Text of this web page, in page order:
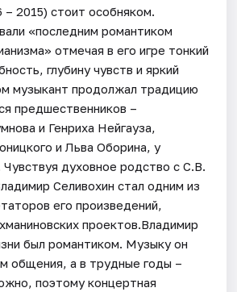
– 2015) стоит особняком.
«последним романтиком
отмечая в его игре тонкий
глубину чувств и яркий
музыкант продолжал традицию
предшественников –
и Генриха Нейгауза,
и Льва Оборина, у
Чувствуя духовное родство с С.В.
Селивохин стал одним из
его произведений,
проектов.Владимир
был романтиком. Музыку он
общения, а в трудные годы –
поэтому концертная